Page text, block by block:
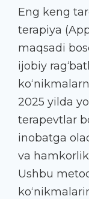
Eng keng
terapiya
maqsadi
ijobiy
2025 yilda
terapevtlar
inobatga
va
Ushbu